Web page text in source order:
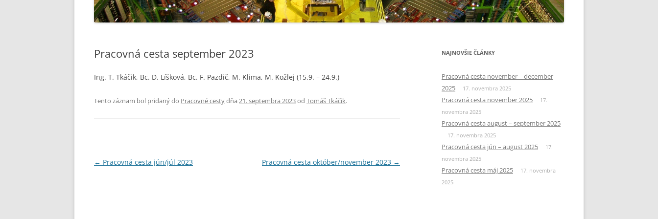
Pracovná cesta september 2023
Ing. T. Tkáčik, Bc. D. Líšková, Bc. F. Pazdič, M. Klima, M. Kožlej (15.9. – 24.9.)
Tento záznam bol pridaný do Pracovné cestydňa 21. septembra 2023od Tomáš Tkáčik.
Navigácia
← Pracovná cesta jún/júl 2023 Pracovná cesta október/november 2023 →
NAJNOVŠIE ČLÁNKY
Pracovná cesta november – december
2025
17. novembra 2025
Pracovná cesta november 2025
17.
novembra 2025
Pracovná cesta august – september 2025
17. novembra 2025
Pracovná cesta jún – august 2025
17.
novembra 2025
Pracovná cesta máj 2025
17. novembra
2025